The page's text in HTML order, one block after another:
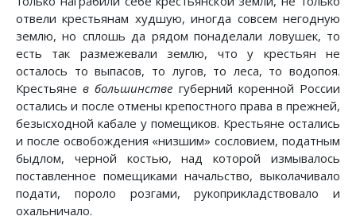
отвели крестьянам худшую, иногда совсем негодную
землю, но сплошь да рядом понаделали ловушек, то
есть так размежевали землю, что у крестьян не
осталось то выпасов, то лугов, то леса, то водопоя.
Крестьянев большинстве губерний коренной России
остались и после отмены крепостного права в прежней,
безысходной кабале у помещиков. Крестьяне остались
и после освобождения «низшим» сословием, податным
быдлом, черной костью, над которой измывалось
поставленное помещиками начальство, выколачивало
подати, пороло розгами, рукоприкладствовало и
охальничало.